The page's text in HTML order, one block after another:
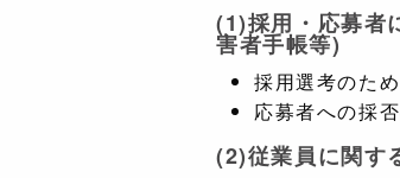
(1)採用・応募者
害者手帳等)
採用選考のため
応募者への採
(2)従業員に関す